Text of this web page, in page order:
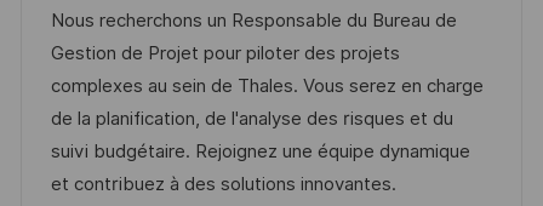
a
l
i
s
a
t
e
d
a
f
f
f
é
r
e
n
c
a
t
é
g
o
r
Nous recherchons un Responsable du Bureau de
Gestion de Projet pour piloter des projets
complexes au sein de Thales. Vous serez en charge
de la planification, de l'analyse des risques et du
suivi budgétaire. Rejoignez une équipe dynamique
et contribuez à des solutions innovantes.